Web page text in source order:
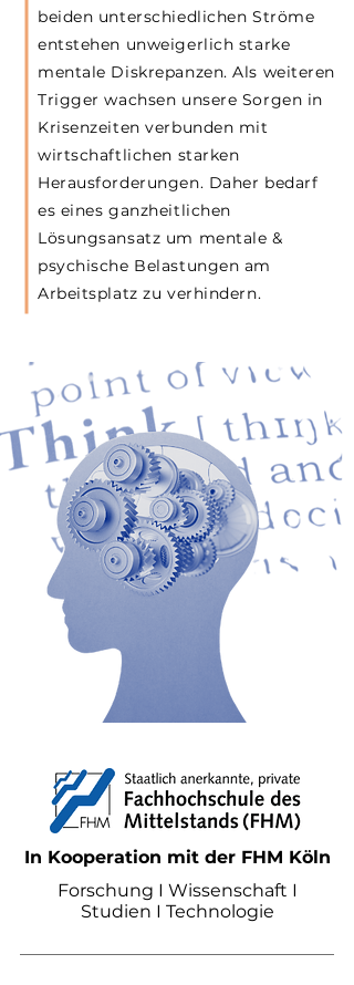
beiden unterschiedlichen Ströme
entstehen unweigerlich starke
mentale Diskrepanzen. Als weiteren
Trigger wachsen unsere Sorgen in
Krisenzeiten verbunden mit
wirtschaftlichen starken
Herausforderungen. Daher bedarf
es eines ganzheitlichen
Lösungsansatz um mentale &
psychische Belastungen am
Arbeitsplatz zu verhindern.
In Kooperation mit der FHM Köln
Forschung I Wissenschaft I
Studien I Technologie